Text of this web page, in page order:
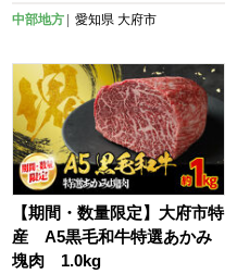
中部地方 愛知県 大府市
【期間・数量限定】大府市特
産 A5黒毛和牛特選あかみ
塊肉 1.0kg